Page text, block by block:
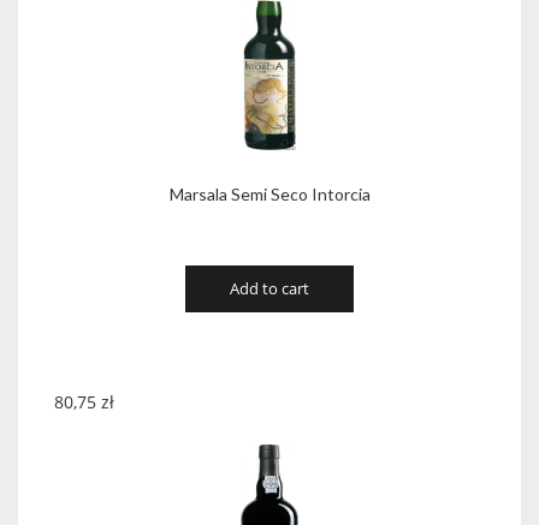
Marsala Semi Seco Intorcia
Add to cart
80,75 zł